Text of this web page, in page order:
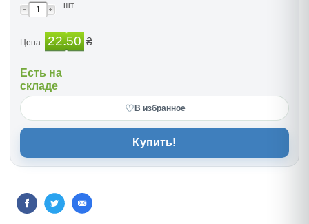
шт.
Цена: 22.50 ₴
Есть на
складе
♡ В избранное
Купить!